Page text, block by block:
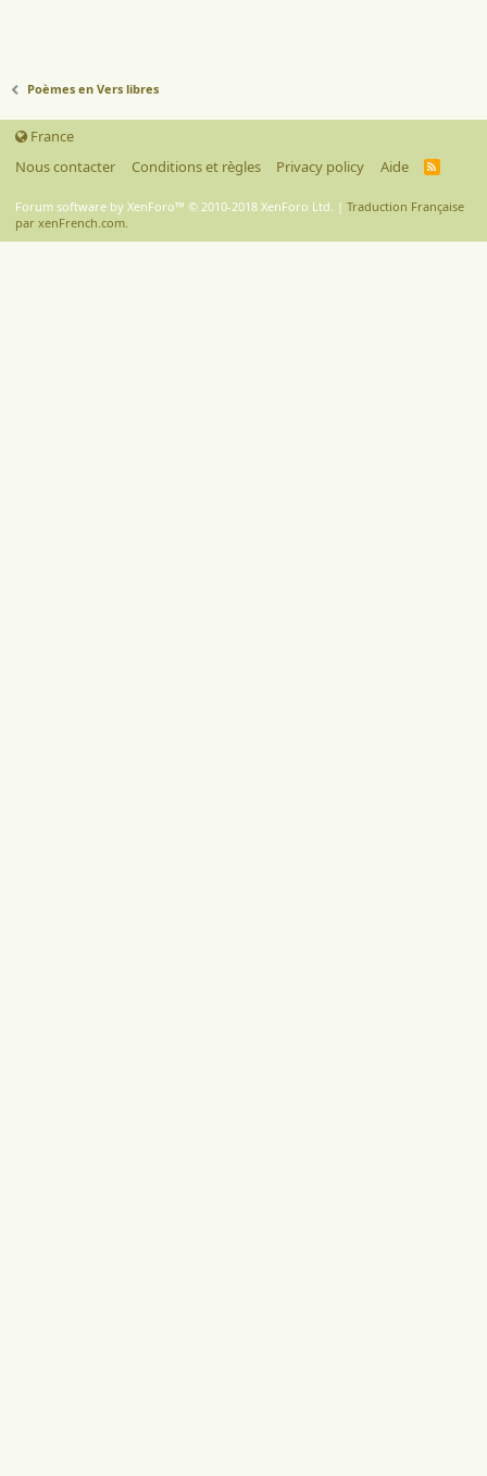
Poèmes en Vers libres
France
Nous contacter
Conditions et règles Privacy policy Aide
R
Forum software by XenForo™ © 2010-2018 XenForo Ltd. | Traduction Française
par xenFrench.com.